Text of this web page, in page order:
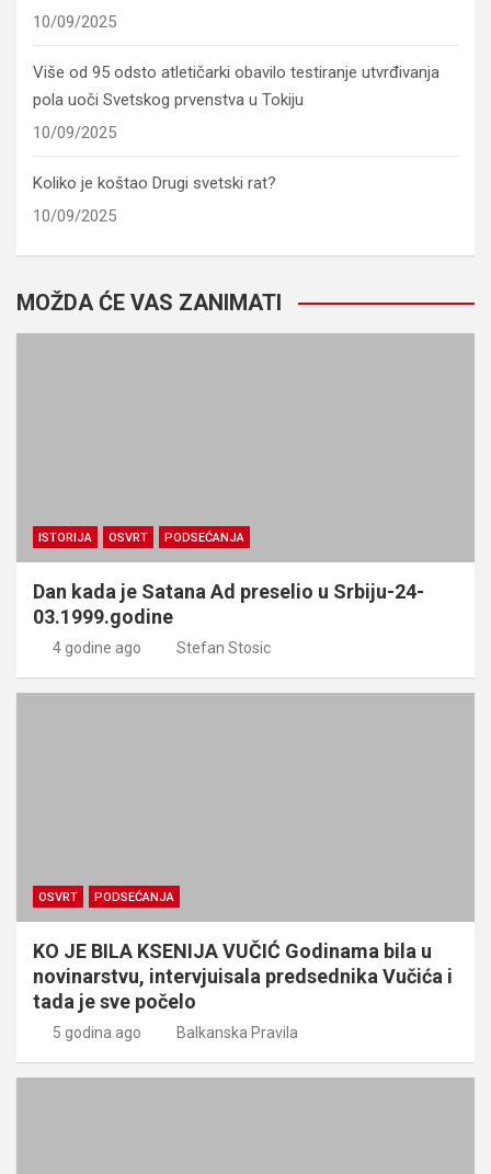
10/09/2025
Više od 95 odsto atletičarki obavilo testiranje utvrđivanja
pola uoči Svetskog prvenstva u Tokiju
10/09/2025
Koliko je koštao Drugi svetski rat?
10/09/2025
MOŽDA ĆE VAS ZANIMATI
ISTORIJA OSVRT PODSEĆANJA
Dan kada je Satana Ad preselio u Srbiju-24-
03.1999.godine
4 godine ago Stefan Stosic
OSVRT PODSEĆANJA
KO JE BILA KSENIJA VUČIĆ Godinama bila u
novinarstvu, intervjuisala predsednika Vučića i
tada je sve počelo
5 godina ago Balkanska Pravila